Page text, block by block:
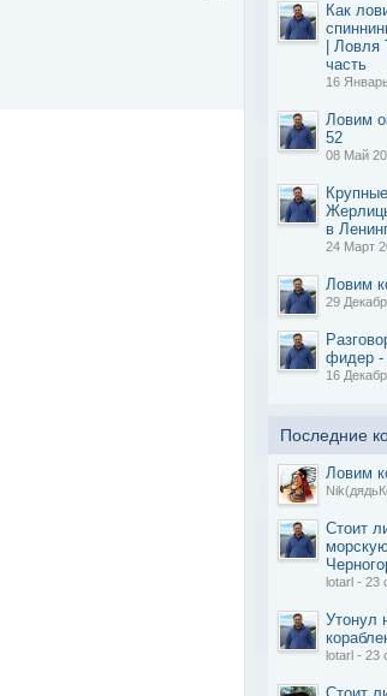
Как
|
часть
16
Ловим
52
08 Май
в
24 Март
Ловим
29
фидер -
16
Последние
Ловим
Стоит
lotarl - 23
Утонул
lotarl - 23